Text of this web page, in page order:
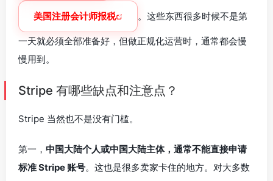
美国注册会计师报税 。这些东西很多时候不是第
一天就必须全部准备好，但做正规化运营时，通常都会慢
慢用到。
Stripe 有哪些缺点和注意点？
Stripe 当然也不是没有门槛。
第一， 中国大陆个人或中国大陆主体，通常不能直接申请
标准 Stripe 账号。这也是很多卖家卡住的地方。对大多数